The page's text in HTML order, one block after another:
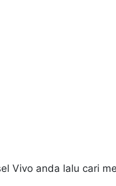
Vivo anda lalu cari